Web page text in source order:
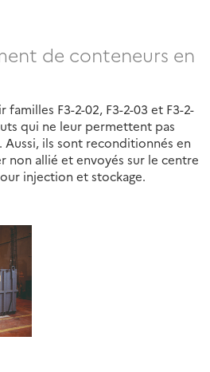
de conteneurs en
F3-2-02, F3-2-03 et F3-2-
qui ne leur permettent pas
Aussi, ils sont reconditionnés en
non allié et envoyés sur le centre
injection et stockage.